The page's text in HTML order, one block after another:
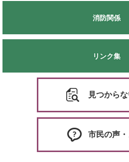
消防関係
リンク集
見つから
市民の声